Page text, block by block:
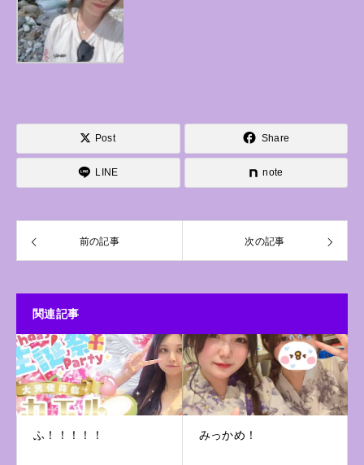
Post Share
LINE note
前の記事 次の記事
関連記事
ふ！！！！！ みっかめ！